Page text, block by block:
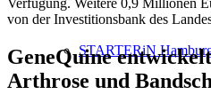
STARTERiN
Verfügung. Weitere 0,9 Millionen
von der Investitionsbank des
GeneQuine
Arthrose und